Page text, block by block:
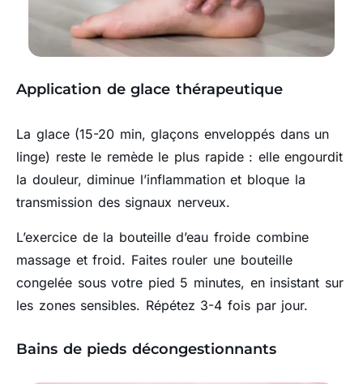
Application de glace thérapeutique
La glace (15-20 min, glaçons enveloppés dans un
linge) reste le remède le plus rapide : elle engourdit
la douleur, diminue l’inflammation et bloque la
transmission des signaux nerveux.
L’exercice de la bouteille d’eau froide combine
massage et froid. Faites rouler une bouteille
congelée sous votre pied 5 minutes, en insistant sur
les zones sensibles. Répétez 3-4 fois par jour.
Bains de pieds décongestionnants